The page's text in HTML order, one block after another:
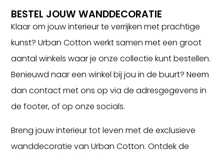
BESTEL JOUW WANDDECORATIE
Klaar om jouw interieur te verrijken met prachtige
kunst? Urban Cotton werkt samen met een groot
aantal winkels waar je onze collectie kunt bestellen.
Benieuwd naar een winkel bij jou in de buurt? Neem
dan contact met ons op via de adresgegevens in
de footer, of op onze socials.
Breng jouw interieur tot leven met de exclusieve
wanddecoratie van Urban Cotton. Ontdek de